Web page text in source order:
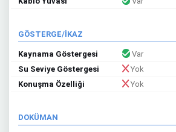
GÖSTERGE/İKAZ
Kaynama Göstergesi
Var
Su Seviye Göstergesi
Yok
Konuşma Özelliği
Yok
DOKÜMAN